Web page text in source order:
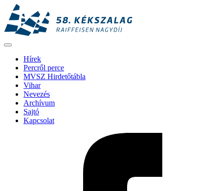
Hírek
Percről perce
MVSZ Hirdetőtábla
Vihar
Nevezés
Archívum
Sajtó
Kapcsolat